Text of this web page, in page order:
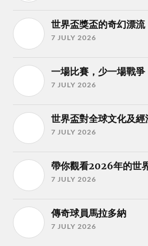
世界盃獎盃的奇幻漂流
7 JULY 2026
一場比賽，少一場戰爭
7 JULY 2026
世界盃對全球文化及經
7 JULY 2026
帶你觀看2026年的世
7 JULY 2026
傳奇球員馬拉多納
7 JULY 2026